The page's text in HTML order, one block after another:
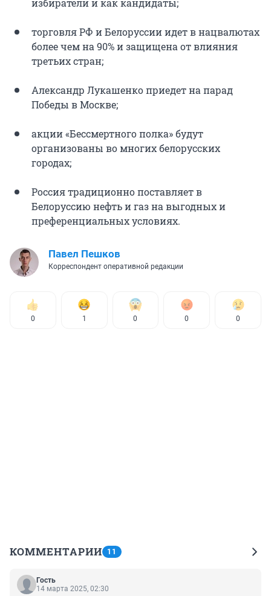
торговля РФ и Белоруссии идет в нацвалютах
более чем на 90% и защищена от влияния
третьих стран;
Александр Лукашенко приедет на парад
Победы в Москве;
акции «Бессмертного полка» будут
организованы во многих белорусских
городах;
Россия традиционно поставляет в
Белоруссию нефть и газ на выгодных и
преференциальных условиях.
Павел Пешков
Корреспондент оперативной редакции
0 1 0 0 0
КОММЕНТАРИИ 11
Гость
14 марта 2025, 02:30